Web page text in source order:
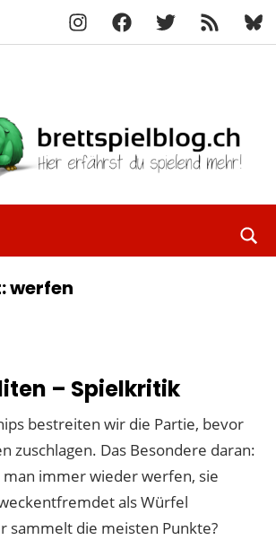
InstagramFacebook
X
RSS-
Feed
werfen
– Spielkritik
bestreiten wir die Partie, bevor
zuschlagen. Das Besondere daran:
man immer wieder werfen, sie
als Würfel
sammelt die meisten Punkte?